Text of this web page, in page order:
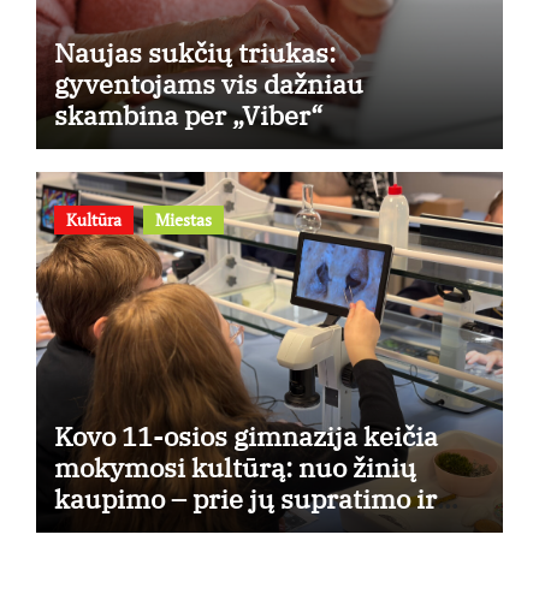
Naujas sukčių triukas:
gyventojams vis dažniau
skambina per „Viber“
Kultūra Miestas
Kovo 11-osios gimnazija keičia
mokymosi kultūrą: nuo žinių
kaupimo – prie jų supratimo ir
taikymo